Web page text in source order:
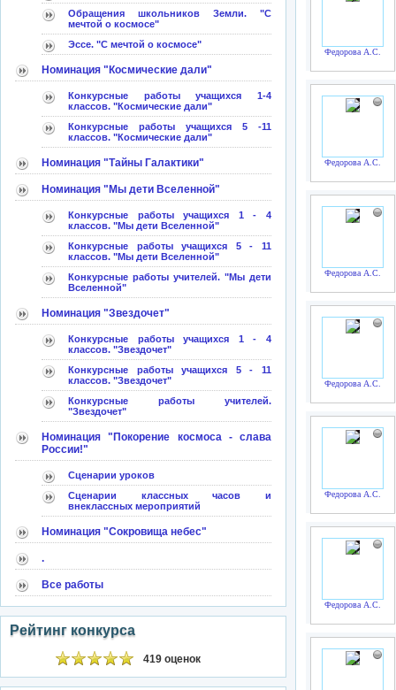
Обращения школьников Земли. "С
мечтой о космосе"
Эссе. "С мечтой о космосе"
Номинация "Космические дали"
Конкурсные работы учащихся 1-4
классов. "Космические дали"
Конкурсные работы учащихся 5 -11
классов. "Космические дали"
Номинация "Тайны Галактики"
Номинация "Мы дети Вселенной"
Конкурсные работы учащихся 1 - 4
классов. "Мы дети Вселенной"
Конкурсные работы учащихся 5 - 11
классов. "Мы дети Вселенной"
Конкурсные работы учителей. "Мы дети
Вселенной"
Номинация "Звездочет"
Конкурсные работы учащихся 1 - 4
классов. "Звездочет"
Конкурсные работы учащихся 5 - 11
классов. "Звездочет"
Конкурсные работы учителей.
"Звездочет"
Номинация "Покорение космоса - слава
России!"
Сценарии уроков
Сценарии классных часов и
внеклассных мероприятий
Номинация "Сокровища небес"
.
Все работы
Рейтинг конкурса
419 оценок
Федорова А.С.
Федорова А.С.
Федорова А.С.
Федорова А.С.
Федорова А.С.
Федорова А.С.